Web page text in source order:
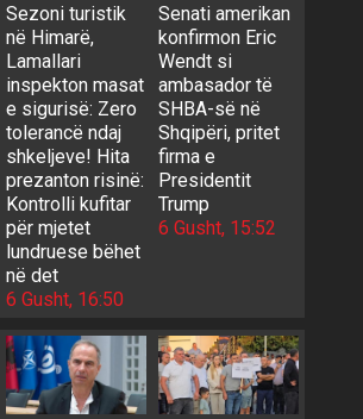
Sezoni turistik
në Himarë,
Lamallari
inspekton masat
e sigurisë: Zero
tolerancë ndaj
shkeljeve! Hita
prezanton risinë:
Kontrolli kufitar
për mjetet
lundruese bëhet
në det
6 Gusht, 16:50
Senati amerikan
konfirmon Eric
Wendt si
ambasador të
SHBA-së në
Shqipëri, pritet
firma e
Presidentit
Trump
6 Gusht, 15:52